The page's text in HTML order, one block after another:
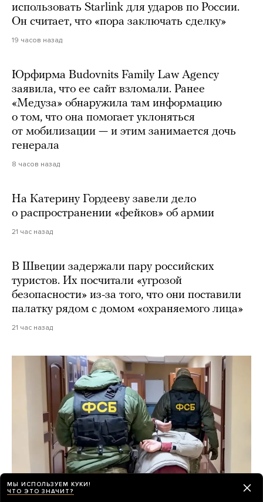
использовать Starlink для ударов по России.
Он считает, что «пора заключать сделку»
19 часов назад
Юрфирма Budovnits Family Law Agency
заявила, что ее сайт взломали. Ранее
«Медуза» обнаружила там информацию
о том, что она помогает уклоняться
от мобилизации — и этим занимается дочь
генерала
8 часов назад
На Катерину Гордееву завели дело
о распространении «фейков» об армии
21 час назад
В Швеции задержали пару российских
туристов. Их посчитали «угрозой
безопасности» из-за того, что они поставили
палатку рядом с домом «охраняемого лица»
21 час назад
МЫ ИСПОЛЬЗУЕМ КУКИ!
ЧТО ЭТО ЗНАЧИТ?